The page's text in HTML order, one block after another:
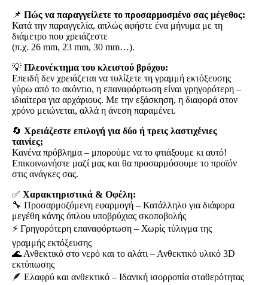
📌 Πώς να παραγγείλετε το προσαρμοσμένο σας μέγεθος:
Κατά την παραγγελία, απλώς αφήστε ένα μήνυμα με τη
διάμετρο που χρειάζεστε
(π.χ. 26 mm, 23 mm, 30 mm…).
💡 Πλεονέκτημα του κλειστού βρόχου:
Επειδή δεν χρειάζεται να τυλίξετε τη γραμμή εκτόξευσης
γύρω από το ακόντιο, η επαναφόρτωση είναι γρηγορότερη –
ιδιαίτερα για αρχάριους. Με την εξάσκηση, η διαφορά στον
χρόνο μειώνεται, αλλά η άνεση παραμένει.
🔄 Χρειάζεστε επιλογή για δύο ή τρεις λαστιχένιες
ταινίες;
Κανένα πρόβλημα – μπορούμε να το φτιάξουμε κι αυτό!
Επικοινωνήστε μαζί μας και θα προσαρμόσουμε το προϊόν
στις ανάγκες σας.
✅ Χαρακτηριστικά & Οφέλη:
🔧 Προσαρμοζόμενη εφαρμογή – Κατάλληλο για διάφορα
μεγέθη κάνης όπλου υποβρύχιας σκοποβολής
⚡ Γρηγορότερη επαναφόρτωση – Χωρίς τύλιγμα της
γραμμής εκτόξευσης
🌊 Ανθεκτικό στο νερό και το αλάτι – Ανθεκτικό υλικό 3D
εκτύπωσης
🪶 Ελαφρύ και ανθεκτικό – Ιδανική ισορροπία σταθερότητας